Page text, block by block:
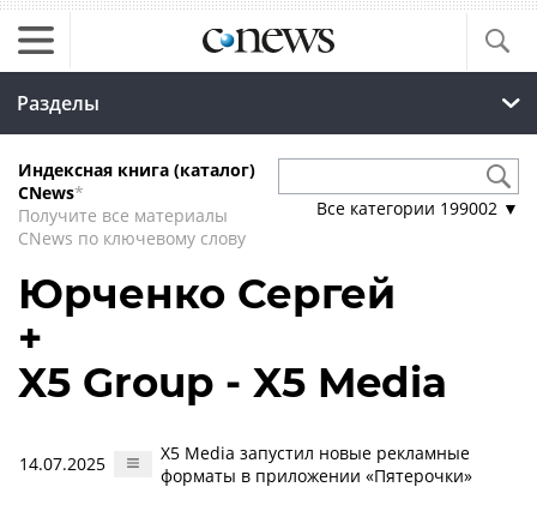
Разделы
Индексная книга (каталог)
CNews*
Получите все материалы
CNews по ключевому слову
Все категории 199002 ▼
Юрченко Сергей
+
X5 Group - X5 Media
14.07.2025
Х5 Media запустил новые рекламные
форматы в приложении «Пятерочки»